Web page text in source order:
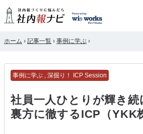
ホーム › 記事一覧 › 事例に学ぶ ›
事例に学ぶ , 深掘り！ ICP Session
社員一人ひとりが輝き続
裏方に徹するICP（YKK